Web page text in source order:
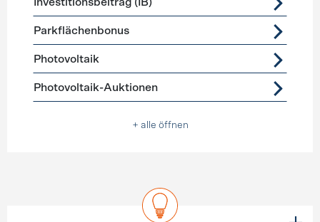
Parkflächenbonus
Photovoltaik
Photovoltaik-Auktionen
+ alle öffnen